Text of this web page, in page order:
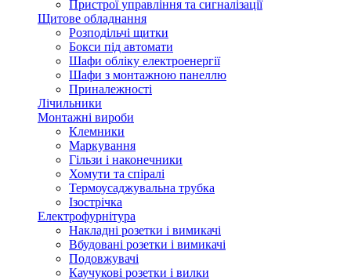
Пристрої управління та сигналізації
Щитове обладнання
Розподільчі щитки
Бокси під автомати
Шафи обліку електроенергії
Шафи з монтажною панеллю
Приналежності
Лічильники
Монтажні вироби
Клемники
Маркування
Гільзи і наконечники
Хомути та спіралі
Термоусаджувальна трубка
Ізострічка
Електрофурнітура
Накладні розетки і вимикачі
Вбудовані розетки і вимикачі
Подовжувачі
Каучукові розетки і вилки